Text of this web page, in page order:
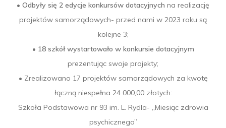
• Odbyły się 2 edycje konkursów dotacyjnych na realizację
projektów samorządowych- przed nami w 2023 roku są
kolejne 3;
• 18 szkół wystartowało w konkursie dotacyjnym
prezentując swoje projekty;
• Zrealizowano 17 projektów samorządowych za kwotę
łączną niespełna 24 000,00 złotych:
Szkoła Podstawowa nr 93 im. L. Rydla- „Miesiąc zdrowia
psychicznego”